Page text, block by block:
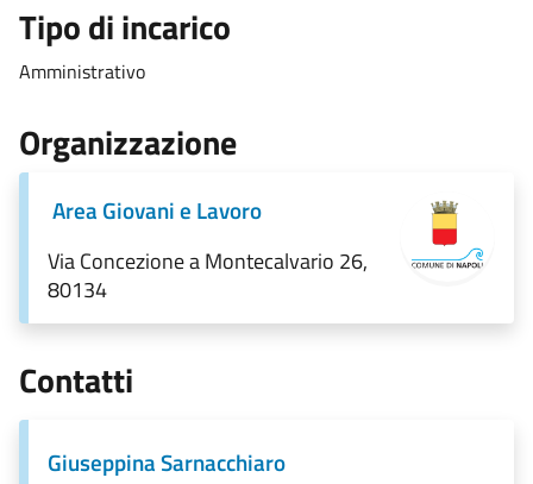
Tipo di incarico
Amministrativo
Organizzazione
Area Giovani e Lavoro
Via Concezione a Montecalvario 26,
80134
Contatti
Giuseppina Sarnacchiaro